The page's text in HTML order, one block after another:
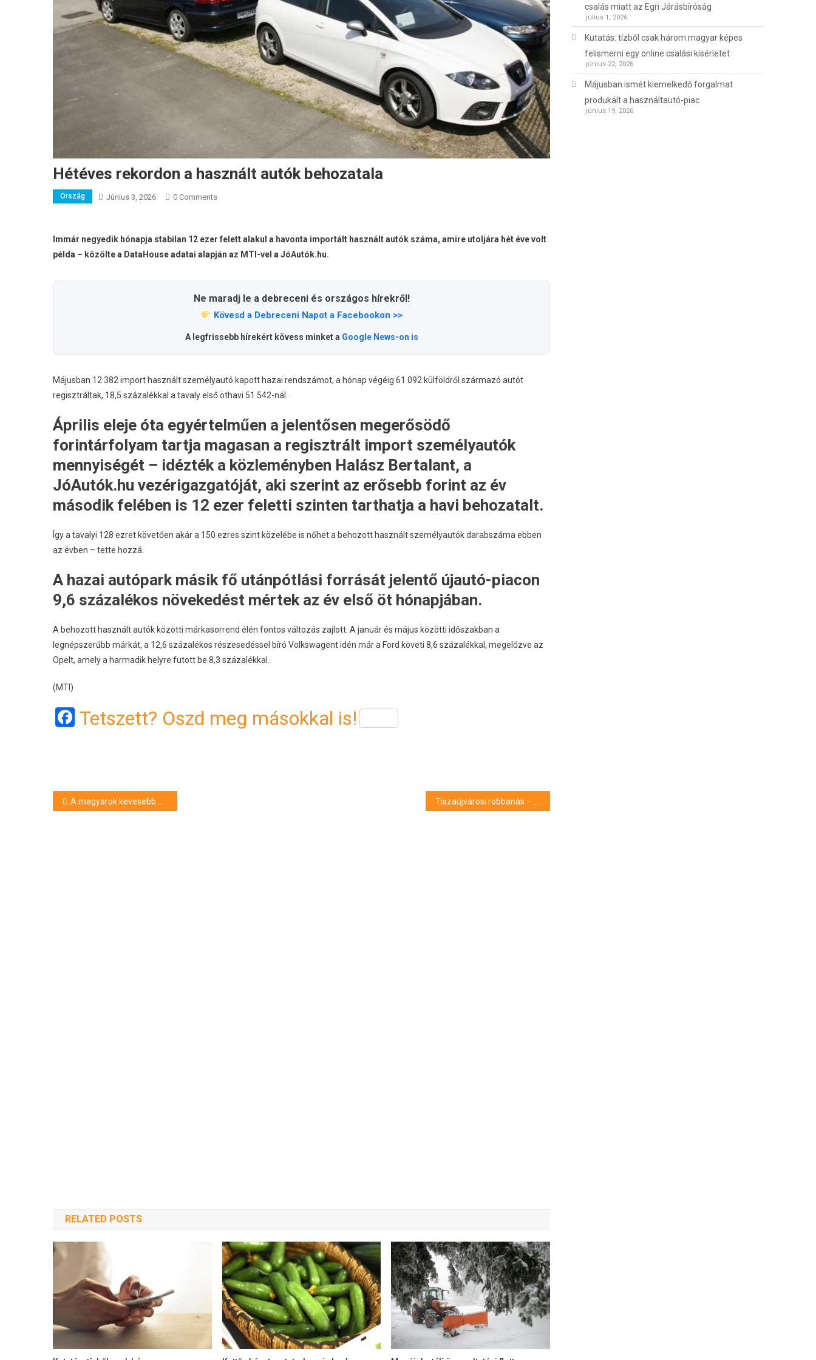
Hétéves rekordon a használt autók behozatala
Ország Június 3, 2026 0 Comments
Immár negyedik hónapja stabilan 12 ezer felett alakul a havonta importált használt autók száma, amire utoljára hét éve volt
példa – közölte a DataHouse adatai alapján az MTI-vel a JóAutók.hu.
Ne maradj le a debreceni és országos hírekről!
Kövesd a Debreceni Napot a Facebookon >>
A legfrissebb hírekért kövess minket a Google News-on is
Májusban 12 382 import használt személyautó kapott hazai rendszámot, a hónap végéig 61 092 külföldről származó autót
regisztráltak, 18,5 százalékkal a tavaly első öthavi 51 542-nál.
Április eleje óta egyértelműen a jelentősen megerősödő
forintárfolyam tartja magasan a regisztrált import személyautók
mennyiségét – idézték a közleményben Halász Bertalant, a
JóAutók.hu vezérigazgatóját, aki szerint az erősebb forint az év
második felében is 12 ezer feletti szinten tarthatja a havi behozatalt.
Így a tavalyi 128 ezret követően akár a 150 ezres szint közelébe is nőhet a behozott használt személyautók darabszáma ebben
az évben – tette hozzá.
A hazai autópark másik fő utánpótlási forrását jelentő újautó-piacon
9,6 százalékos növekedést mértek az év első öt hónapjában.
A behozott használt autók közötti márkasorrend élén fontos változás zajlott. A január és május közötti időszakban a
legnépszerűbb márkát, a 12,6 százalékos részesedéssel bíró Volkswagent idén már a Ford követi 8,6 százalékkal, megelőzve az
Opelt, amely a harmadik helyre futott be 8,3 százalékkal.
(MTI)
Facebook
Tetszett? Oszd meg másokkal is!
Bejegyzés
A magyarok kevesebb mint fele tervez többnapos nyaralást idén
RELATED POSTS
csalás miatt az Egri Járásbíróság
július 1, 2026
Kutatás: tízből csak három magyar képes
felismerni egy online csalási kísérletet
június 22, 2026
Májusban ismét kiemelkedő forgalmat
produkált a használtautó-piac
június 19, 2026